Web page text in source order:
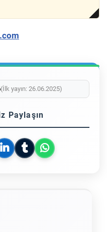
(İlk yayın: 26.06.2025)
Paylaşın